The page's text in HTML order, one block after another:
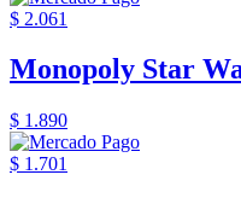
$ 2.061
Monopoly Star
$ 1.890
$ 1.701